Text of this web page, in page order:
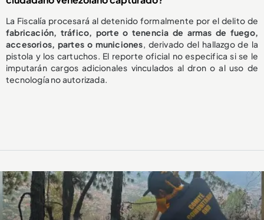
La Fiscalía procesará al detenido formalmente por el delito de
fabricación, tráfico, porte o tenencia de armas de fuego,
accesorios, partes o municiones, derivado del hallazgo de la
pistola y los cartuchos. El reporte oficial no especifica si se le
imputarán cargos adicionales vinculados al dron o al uso de
tecnología no autorizada.